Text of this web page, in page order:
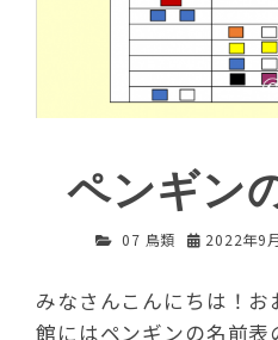
ペンギン
07 鳥類 2022年9
みなさんこんにちは！お
館にはペンギンの名前